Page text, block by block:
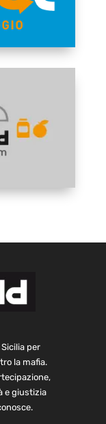
per
la mafia.
e giustizia